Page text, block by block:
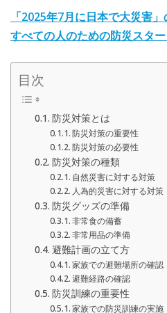
「2025年7月に日本で大災害
すべての人のための防災スタ
目次
防災対策とは
防災対策の重要性
防災対策の必要性
防災対策の種類
自然災害に対する対策
人為的災害に対する対策
防災グッズの準備
非常食の備蓄
非常用品の準備
避難計画の立て方
家族での避難場所の確認
避難経路の確認
防災訓練の重要性
家族での防災訓練の実施